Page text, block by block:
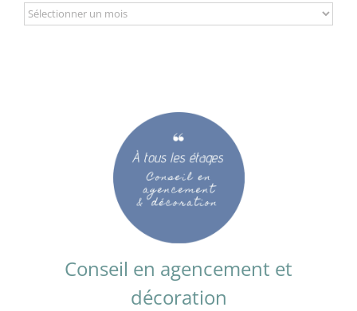
Archives
Conseil en agencement et
décoration